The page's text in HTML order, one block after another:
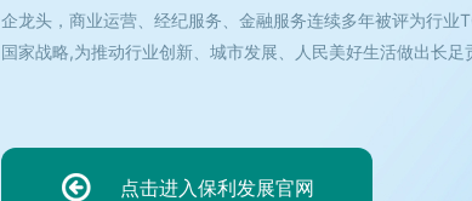
企龙头，商业运营、经纪服务、金融服务连续多年被评为行
国家战略,为推动行业创新、城市发展、人民美好生活做出长足
点击进入保利发展官网